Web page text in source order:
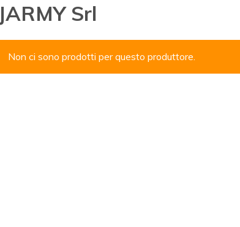
JARMY Srl
Non ci sono prodotti per questo produttore.